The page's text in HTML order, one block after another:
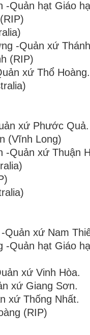
-Quản hạt Giáo
(RIP)
-Quản xứ
(RIP)
xứ Thổ Hoàng.
xứ Phước Quả.
(Vĩnh Long)
-Quản xứ Thuận
-Quản xứ Nam
-Quản hạt Giáo
xứ Vinh Hòa.
xứ Giang Sơn.
xứ Thống Nhất.
(RIP)